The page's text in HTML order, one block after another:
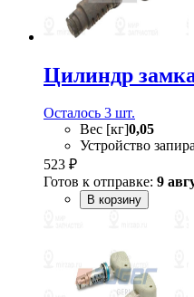
Цилиндр
Осталось 3 шт.
Вес [кг]0,05
Устройство
523 ₽
Готов к отправке: 9
В корзину